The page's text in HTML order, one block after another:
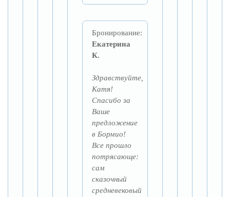
Бронирование:
Екатерина
К.
Здравствуйте,
Катя!
Спасибо за
Ваше
предложение
в Бормио!
Все прошло
потрясающе:
сам
сказочный
средневековый